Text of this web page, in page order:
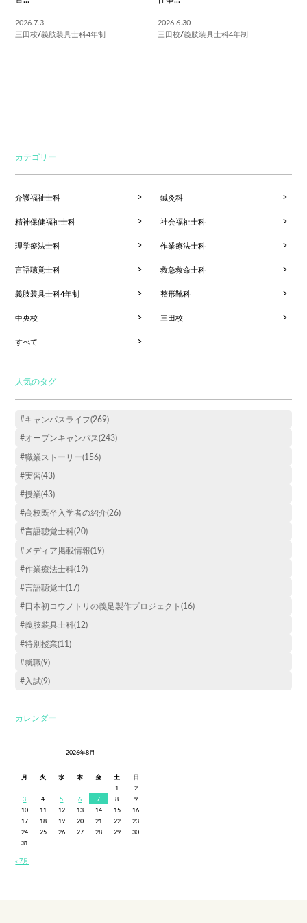
2026.7.3
三田校/義肢装具士科4年制
2026.6.30
三田校/義肢装具士科4年制
カテゴリー
介護福祉士科 鍼灸科
精神保健福祉士科 社会福祉士科
理学療法士科 作業療法士科
言語聴覚士科 救急救命士科
義肢装具士科4年制 整形靴科
中央校 三田校
すべて
人気のタグ
#キャンパスライフ(269)
#オープンキャンパス(243)
#職業ストーリー(156)
#実習(43)
#授業(43)
#高校既卒入学者の紹介(26)
#言語聴覚士科(20)
#メディア掲載情報(19)
#作業療法士科(19)
#言語聴覚士(17)
#日本初コウノトリの義足製作プロジェクト(16)
#義肢装具士科(12)
#特別授業(11)
#就職(9)
#入試(9)
カレンダー
2026年8月
月 火 水 木 金 土
日
1
2
3
4 5 6 7 8
9
10
11 12 13 14 15
16
17
18 19 20 21 22
23
24
25 26 27 28 29
30
31
« 7月